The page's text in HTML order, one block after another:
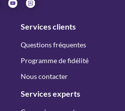
Services clients
Questions fréquentes
Programme de fidélité
Nous contacter
Services experts